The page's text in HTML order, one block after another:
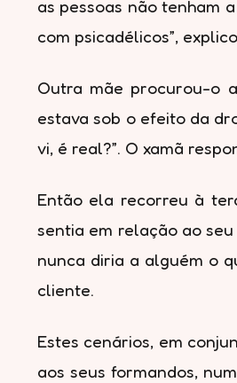
as pessoas não tenham
com psicadélicos”,
Outra mãe procurou-o
estava sob o efeito da
vi, é real?”. O xamã
Então ela recorreu à
sentia em relação ao
nunca diria a alguém o
cliente.
Estes cenários, em
aos seus formandos,